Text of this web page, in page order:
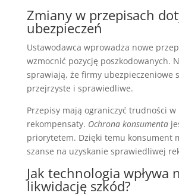
Zmiany w przepisach
ubezpieczeń
Ustawodawca wprowadza nowe
wzmocnić pozycję poszkodowanych.
sprawiają, że firmy ubezpieczeniowe
przejrzyste i sprawiedliwe.
Przepisy mają ograniczyć trudności w
rekompensaty. Ochrona konsumenta
priorytetem. Dzięki temu konsument
szanse na uzyskanie sprawiedliwej
Jak technologia wpływa
likwidację szkód?